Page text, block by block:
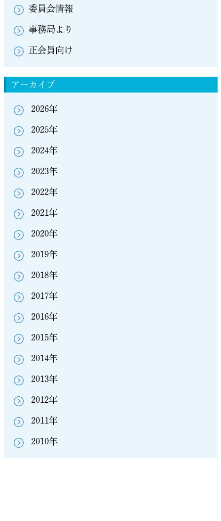
委員会情報
事務局より
正会員向け
アーカイブ
2026年
2025年
2024年
2023年
2022年
2021年
2020年
2019年
2018年
2017年
2016年
2015年
2014年
2013年
2012年
2011年
2010年